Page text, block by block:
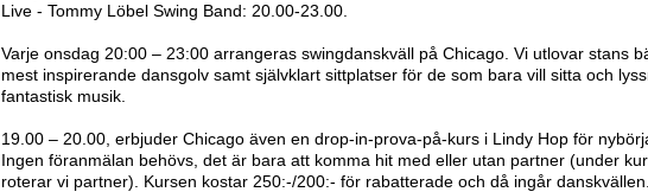
Live - Tommy Löbel Swing Band: 20.00-23.00.‍
Varje onsdag 20:00 – 23:00 arrangeras swingdanskväll på Chicago. Vi utlovar stans
mest inspirerande dansgolv samt självklart sittplatser för de som bara vill sitta och
fantastisk musik.
19.00 – 20.00, erbjuder Chicago även en drop-in-prova-på-kurs i Lindy Hop för
Ingen föranmälan behövs, det är bara att komma hit med eller utan partner (under
roterar vi partner). Kursen kostar 250:-/200:- för rabatterade och då ingår danskvällen.